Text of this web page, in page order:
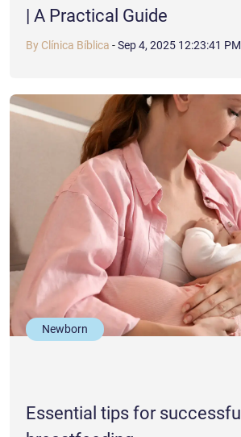
| A Practical Guide
By Clínica Bíblica -Sep 4, 2025 12:23:41 PM
Newborn
Essential tips for successful